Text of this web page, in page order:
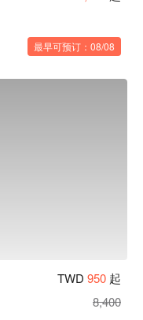
最早可预订：08/08
TWD 950 起
8,400